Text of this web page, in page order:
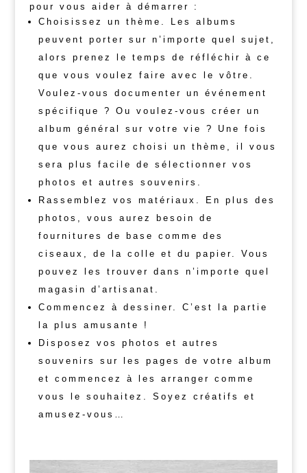
pour vous aider à démarrer :
Choisissez un thème. Les albums
peuvent porter sur n’importe quel sujet,
alors prenez le temps de réfléchir à ce
que vous voulez faire avec le vôtre.
Voulez-vous documenter un événement
spécifique ? Ou voulez-vous créer un
album général sur votre vie ? Une fois
que vous aurez choisi un thème, il vous
sera plus facile de sélectionner vos
photos et autres souvenirs.
Rassemblez vos matériaux. En plus des
photos, vous aurez besoin de
fournitures de base comme des
ciseaux, de la colle et du papier. Vous
pouvez les trouver dans n’importe quel
magasin d’artisanat.
Commencez à dessiner. C’est la partie
la plus amusante !
Disposez vos photos et autres
souvenirs sur les pages de votre album
et commencez à les arranger comme
vous le souhaitez. Soyez créatifs et
amusez-vous…